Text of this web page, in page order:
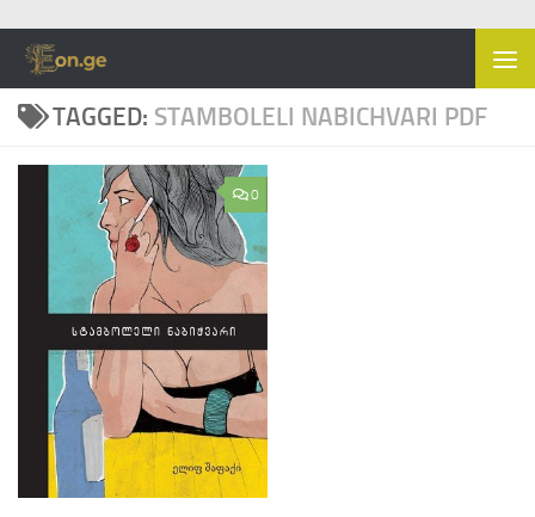
Skip to content
TAGGED: STAMBOLELI NABICHVARI PDF
0